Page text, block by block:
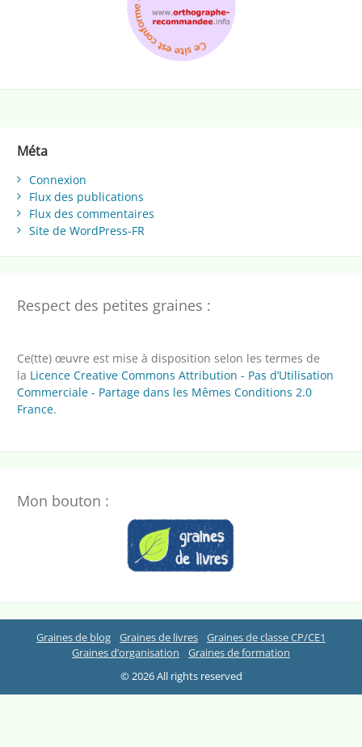
Méta
Connexion
Flux des publications
Flux des commentaires
Site de WordPress-FR
Respect des petites graines :
Ce(tte) œuvre est mise à disposition selon les termes de
la Licence Creative Commons Attribution - Pas d’Utilisation
Commerciale - Partage dans les Mêmes Conditions 2.0
France.
Mon bouton :
Graines de blog Graines de livres
Graines de classe CP/CE1
Graines d’organisation
Graines de formation
© 2026 All rights reserved